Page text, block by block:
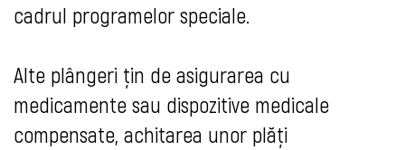
cadrul programelor speciale.
Alte plângeri țin de asigurarea cu
medicamente sau dispozitive medicale
compensate, achitarea unor plăţi